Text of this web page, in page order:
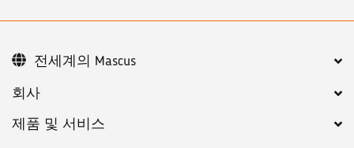
회사
제품 및 서비스
전세계의 Mascus